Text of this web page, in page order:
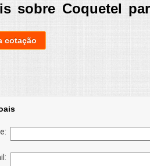
sobre Coquetel
cotação